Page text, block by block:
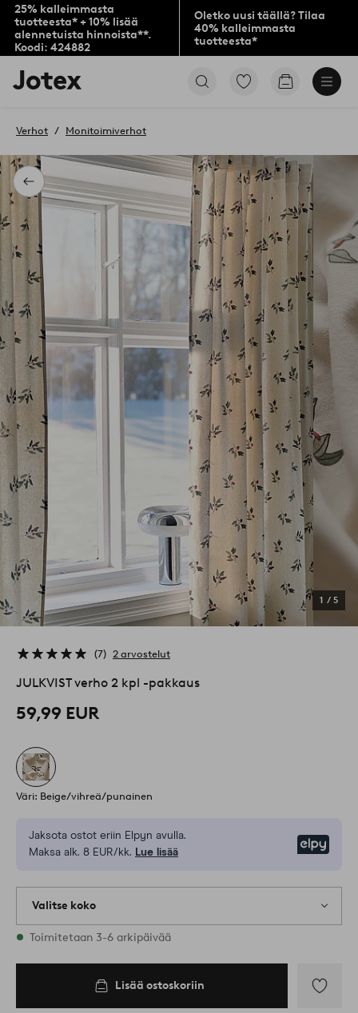
25% kalleimmasta
tuotteesta* + 10% lisää
alennetuista hinnoista**.
Koodi: 424882
Oletko uusi täällä? Tilaa
40% kalleimmasta
tuotteesta*
Jotex-
logo
aloitussivulle
Siirry
Siirry
Takaisin
Verhot Monitoimiverhot
1 / 5
7 2 arvostelut
JULKVIST verho 2 kpl -pakkaus
59,99 EUR
Väri: Beige/vihreä/punainen
Jaksota ostot eriin Elpyn avulla.
Maksa alk. 8 EUR/kk. Lue lisää
Valitse koko
Varastossa on kaikkia kokoja
Toimitetaan 3-6 arkipäivää
Lisää ostoskoriin